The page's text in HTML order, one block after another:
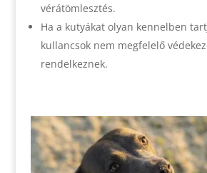
vérátömlesztés.
Ha a kutyákat olyan kennelben
kullancsok nem megfelelő
rendelkeznek.